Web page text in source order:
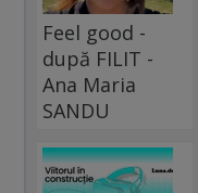
Feel good -
după FILIT -
Ana Maria
SANDU